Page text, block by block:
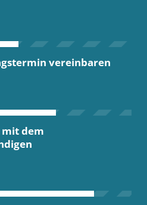
vereinbaren
dem